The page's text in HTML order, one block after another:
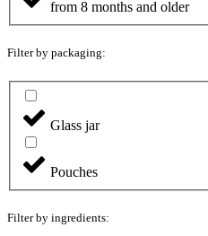
from 8 months and older
Filter by packaging:
Glass jar
Pouches
Filter by ingredients: